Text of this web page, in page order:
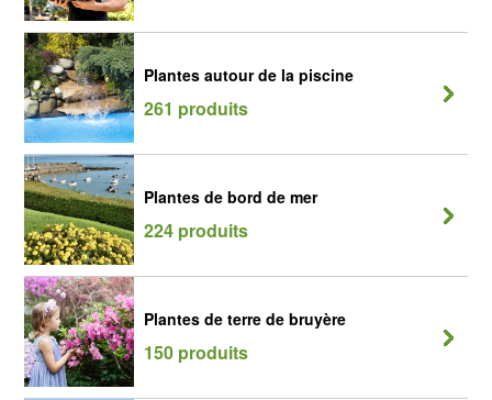
Plantes autour de la piscine
261 produits
Plantes de bord de mer
224 produits
Plantes de terre de bruyère
150 produits